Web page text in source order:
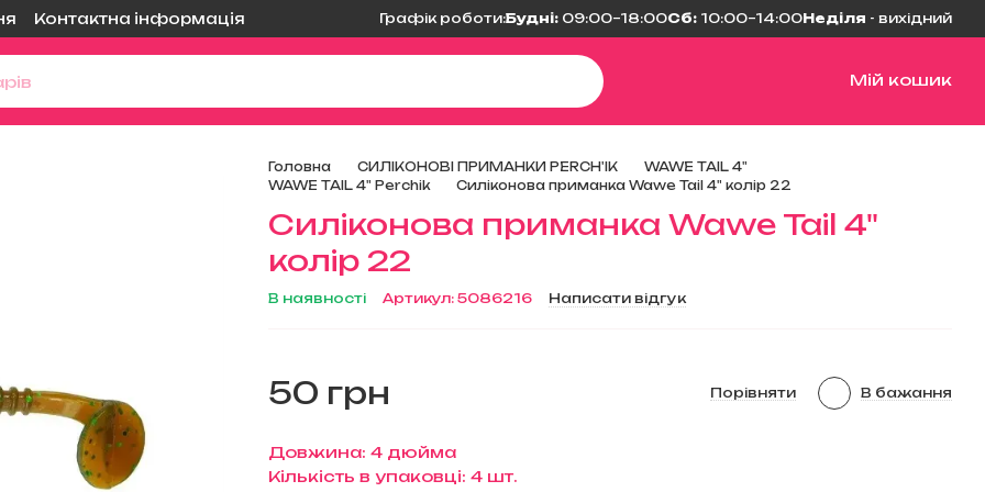
Контактна інформація Графік роботи:Будні: 09:00–18:00Сб: 10:00–14:00Неділя - вихідний
Мій кошик
Головна СИЛІКОНОВІ ПРИМАНКИ PERCH'IK
WAWE TAIL 4"
WAWE TAIL 4" Perchik
Силіконова приманка Wawe Tail 4" колір 22
Силіконова приманка Wawe Tail 4"
колір 22
В наявності Артикул: 5086216 Написати відгук
50 грн Порівняти В бажання
Довжина: 4 дюйма
Кількість в упаковці: 4 шт.